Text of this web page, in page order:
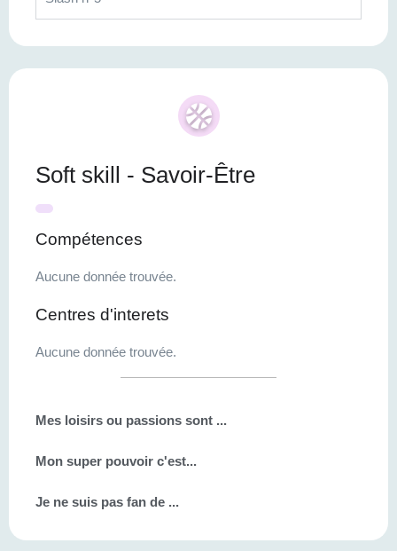
Soft skill - Savoir-Être
Compétences
Aucune donnée trouvée.
Centres d'interets
Aucune donnée trouvée.
Mes loisirs ou passions sont ...
Mon super pouvoir c'est...
Je ne suis pas fan de ...